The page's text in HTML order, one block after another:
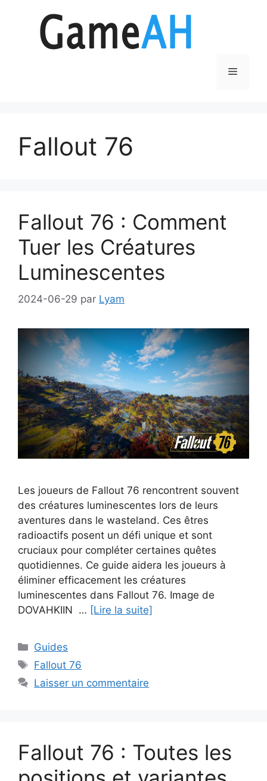
Menu
Fallout 76
Fallout 76 : Comment
Tuer les Créatures
Luminescentes
2024-06-29 par Lyam
Les joueurs de Fallout 76 rencontrent souvent
des créatures luminescentes lors de leurs
aventures dans le wasteland. Ces êtres
radioactifs posent un défi unique et sont
cruciaux pour compléter certaines quêtes
quotidiennes. Ce guide aidera les joueurs à
éliminer efficacement les créatures
luminescentes dans Fallout 76. Image de
DOVAHKIIN … [Lire la suite]
Catégories
Guides
Étiquettes
Fallout 76
Laisser un commentaire
Fallout 76 : Toutes les